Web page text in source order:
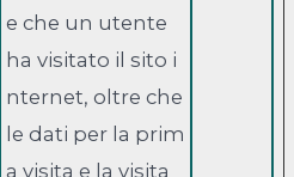
e che un utente
ha visitato il sito i
nternet, oltre che
le dati per la prim
a visita e la visita